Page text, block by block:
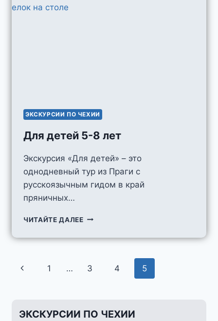
ЭКСКУРСИИ ПО ЧЕХИИ
Для детей 5-8 лет
Экскурсия «Для детей» – это
однодневный тур из Праги с
русскоязычным гидом в край
пряничных…
ЧИТАЙТЕ ДАЛЕЕДЛЯ
5-
Навигация
Предыдущая
1 … 3 4 5
ЭКСКУРСИИ ПО ЧЕХИИ